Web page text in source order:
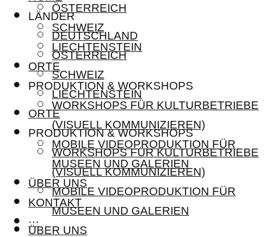
ÖSTERREICH
SCHWEIZ
LIECHTENSTEIN
ORTE
PRODUKTION & WORKSHOPS
WORKSHOPS FÜR KULTURBETRIEBE
(VISUELL KOMMUNIZIEREN)
MOBILE VIDEOPRODUKTION FÜR
MUSEEN UND GALERIEN
ÜBER UNS
KONTAKT
···
LÄNDER
DEUTSCHLAND
ÖSTERREICH
SCHWEIZ
LIECHTENSTEIN
ORTE
PRODUKTION & WORKSHOPS
WORKSHOPS FÜR KULTURBETRIEBE
(VISUELL KOMMUNIZIEREN)
MOBILE VIDEOPRODUKTION FÜR
MUSEEN UND GALERIEN
ÜBER UNS